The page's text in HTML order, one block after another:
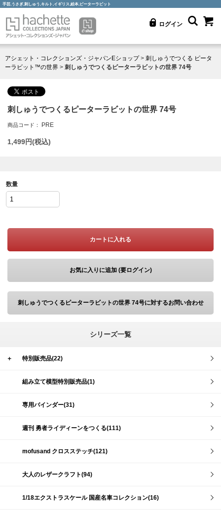
手芸,うさぎ,刺しゅう,キルト,イギリス,絵本,ピーターラビット
ログイン
アシェット・コレクションズ・ジャパンEショップ> 刺しゅうでつくる ピータ
ーラビット™の世界 > 刺しゅうでつくるピーターラビットの世界 74号
刺しゅうでつくるピーターラビットの世界 74号
商品コード： PRE
1,499円(税込)
数量
カートに入れる
お気に入りに追加 (要ログイン)
刺しゅうでつくるピーターラビットの世界 74号に対するお問い合わせ
シリーズ一覧
＋ 特別販売品(22)
組み立て模型特別販売品(1)
専用バインダー(31)
週刊 勇者ライディーンをつくる(111)
mofusand クロスステッチ(121)
大人のレザークラフト(94)
1/18エクストラスケール 国産名車コレクション(16)